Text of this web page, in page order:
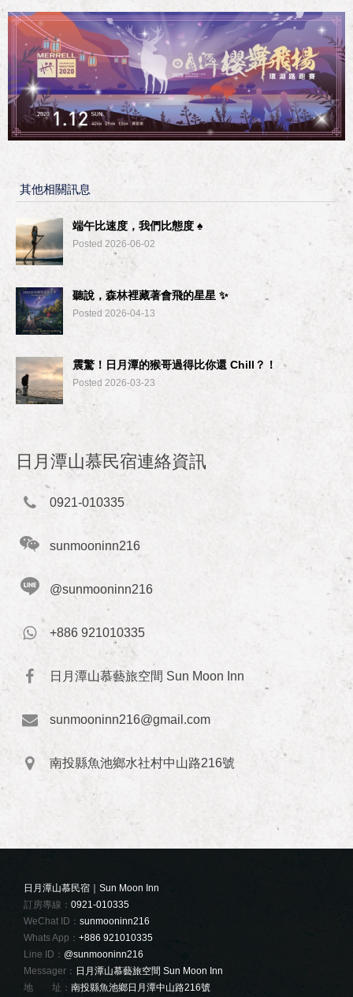
其他相關訊息
端午比速度，我們比態度 ♠︎
Posted 2026-06-02
聽說，森林裡藏著會飛的星星 ✨
Posted 2026-04-13
震驚！日月潭的猴哥過得比你還 Chill？！
Posted 2026-03-23
日月潭山慕民宿連絡資訊
0921-010335
sunmooninn216
@sunmooninn216
+886 921010335
日月潭山慕藝旅空間 Sun Moon Inn
sunmooninn216@gmail.com
南投縣魚池鄉水社村中山路216號
日月潭山慕民宿｜Sun Moon Inn
訂房專線： 0921-010335
WeChat ID： sunmooninn216
Whats App： +886 921010335
Line ID： @sunmooninn216
Messager： 日月潭山慕藝旅空間 Sun Moon Inn
地 址： 南投縣魚池鄉日月潭中山路216號